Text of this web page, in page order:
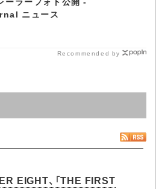
ニュース
Recommended by
EIGHT、「THE FIRST